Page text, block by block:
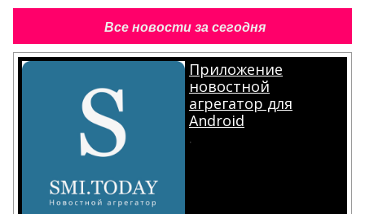
Все новости за сегодня
Приложение
новостной
агрегатор для
Android
.